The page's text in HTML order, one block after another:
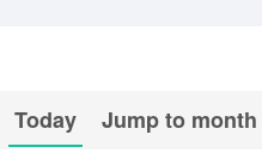
Today Jump to month